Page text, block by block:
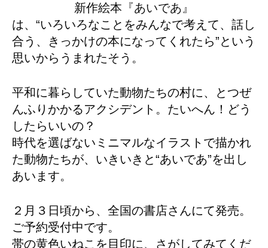
新作絵本 『あいであ』
は、“いろいろなことをみんなで考えて、話し
合う、きっかけの本になってくれたら”という
思いからうまれたそう。
平和に暮らしていた動物たちの村に、とつぜ
んふりかかるアクシデント。たいへん！どう
したらいいの？
時代を選ばないミニマルなイラストで描かれ
た動物たちが、いきいきと“あいであ”を出し
あいます。
２月３日頃から、全国の書店さんにて発売。
ご予約受付中です。
帯の黄色いねこを目印に、さがしてみてくだ